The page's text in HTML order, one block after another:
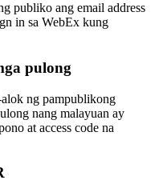
publiko ang email address
in sa WebEx kung
pulong
ng pampublikong
nang malayuan ay
at access code na